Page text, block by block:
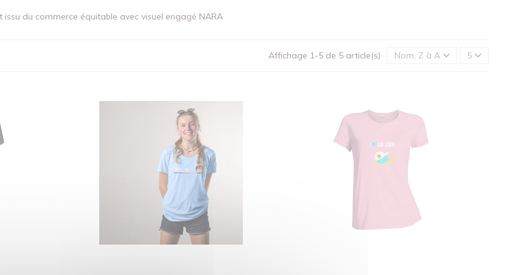
du commerce équitable avec visuel engagé NARA
Affichage 1-5 de 5 article(s) Nom, Z à A 5